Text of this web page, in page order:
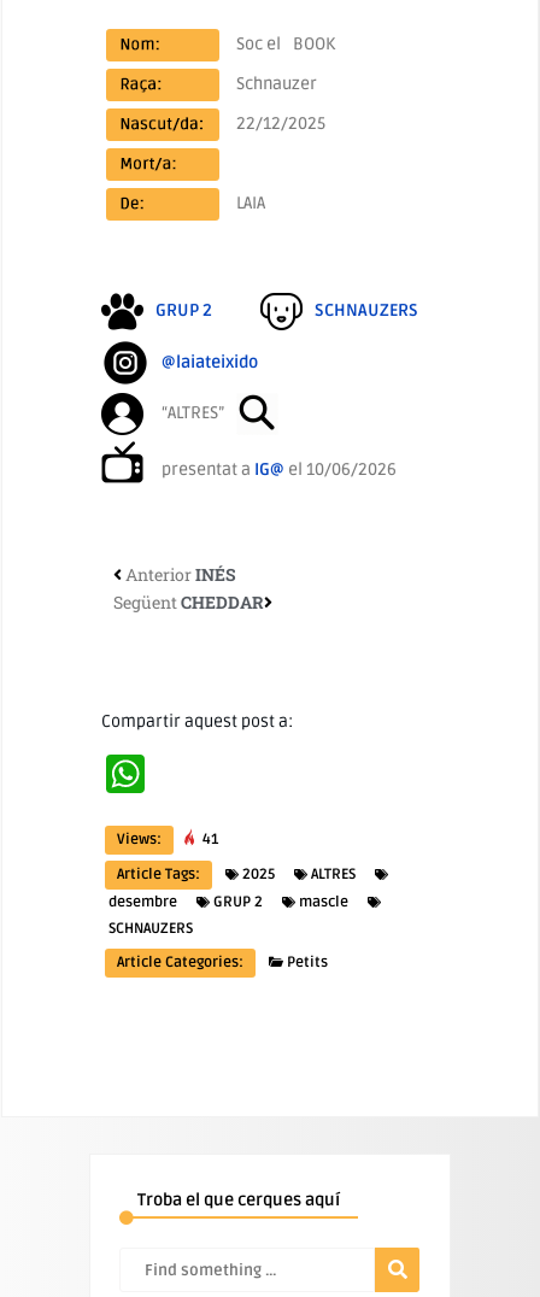
Soc el
BOOK
Schnauzer
22/12/2025
LAIA
GRUP 2 SCHNAUZERS
@laiateixido
“ALTRES”
presentat a IG@ el 10/06/2026
AnteriorINÉS
Següent CHEDDAR
Compartir aquest post a:
WhatsApp
Views:
41
Article Tags:
2025
ALTRES
desembre
GRUP 2
mascle
SCHNAUZERS
Article Categories:
Petits
Troba el que cerques aquí